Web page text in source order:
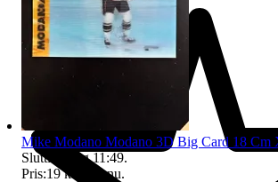
Mike Modano Modano 3D Big Card 18 Cm
Sluttid
8 aug 11:49.
Pris:19 kr Köp nu.